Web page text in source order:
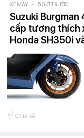
XE MÁY - 5 GIỜ TRƯỚC
Suzuki Burgman
cấp tương thích
Honda SH350i
Chia sẻ